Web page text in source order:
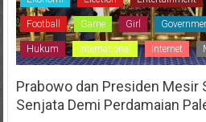
Football Game Girl
Hukum International Internet
Prabowo dan Presiden Mesir
Senjata Demi Perdamaian